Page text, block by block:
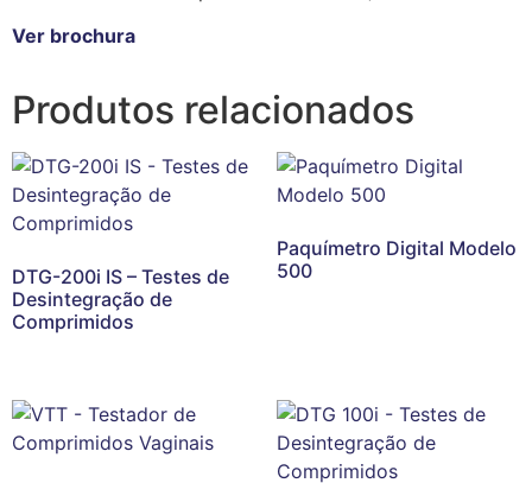
Ver brochura
Produtos relacionados
DTG-200i IS – Testes de
Desintegração de
Comprimidos
Paquímetro Digital Modelo
500